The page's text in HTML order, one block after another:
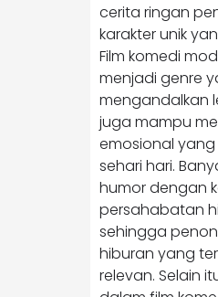
cerita ringan
karakter unik
Film komedi
menjadi genre
mengandalkan
juga mampu
emosional
sehari hari.
humor dengan
persahabatan
sehingga
hiburan yang
relevan. Selain